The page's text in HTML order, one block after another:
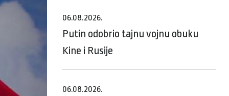
06.08.2026.
Putin odobrio tajnu vojnu obuku
Kine i Rusije
06.08.2026.